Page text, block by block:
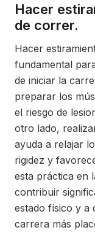
Hacer
de correr.
Hacer
fundamental
de iniciar la
preparar los
el riesgo de
otro lado,
ayuda a relajar
rigidez y
esta práctica en
contribuir
estado físico y a
carrera más